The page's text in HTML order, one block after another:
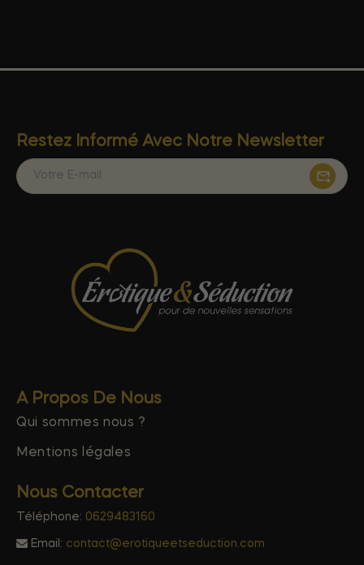
Restez Informé Avec Notre Newsletter
A Propos De Nous
Qui sommes nous ?
Mentions légales
Nous Contacter
Téléphone: 0629483160
Email: contact@erotiqueetseduction.com